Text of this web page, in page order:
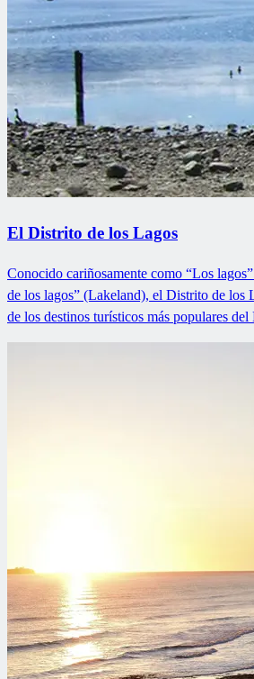
El Distrito de los Lagos
Conocido cariñosamente como “Los
de los lagos” (Lakeland), el Distrito de los
de los destinos turísticos más populares